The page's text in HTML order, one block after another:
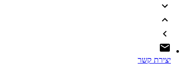
יצירת קשר